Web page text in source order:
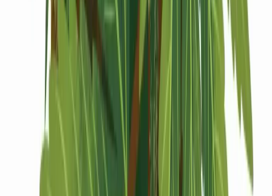
Drinkables